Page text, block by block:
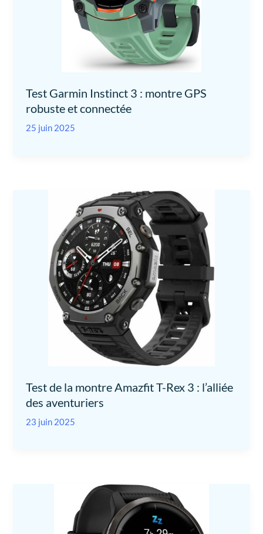
Test Garmin Instinct 3 : montre GPS
robuste et connectée
25 juin 2025
Test de la montre Amazfit T-Rex 3 : l’alliée
des aventuriers
23 juin 2025